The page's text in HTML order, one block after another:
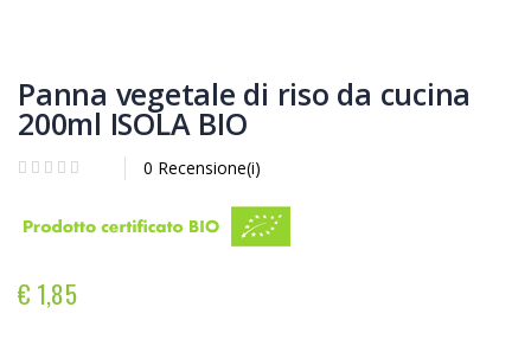
Panna vegetale di riso da cucina
200ml ISOLA BIO
0 Recensione(i)
€ 1,85